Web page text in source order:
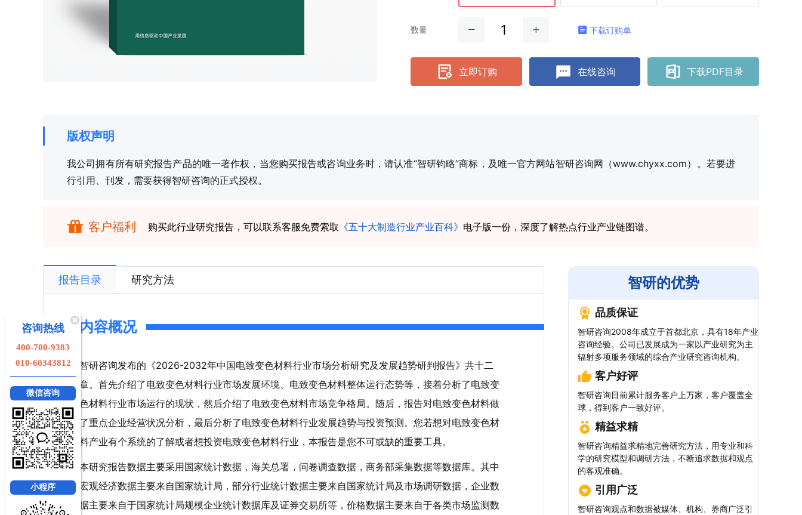
数量 下载订购单
立即订购 在线咨询 下载PDF目录
版权声明
我公司拥有所有研究报告产品的唯一著作权，当您购买报告或咨询业务时，请认准“智研钧略”商标，及唯一官方网站智研咨询网（www.chyxx.com）。若要进
行引用、刊发，需要获得智研咨询的正式授权。
客户福利 购买此行业研究报告，可以联系客服免费索取 《五十大制造行业产业百科》 电子版一份，深度了解热点行业产业链图谱。
报告目录 研究方法
内容概况
智研咨询发布的《2026-2032年中国电致变色材料行业市场分析研究及发展趋势研判报告》共十二
章。首先介绍了电致变色材料行业市场发展环境、电致变色材料整体运行态势等，接着分析了电致变
色材料行业市场运行的现状，然后介绍了电致变色材料市场竞争格局。随后，报告对电致变色材料做
了重点企业经营状况分析，最后分析了电致变色材料行业发展趋势与投资预测。您若想对电致变色材
料产业有个系统的了解或者想投资电致变色材料行业，本报告是您不可或缺的重要工具。
本研究报告数据主要采用国家统计数据，海关总署，问卷调查数据，商务部采集数据等数据库。其中
宏观经济数据主要来自国家统计局，部分行业统计数据主要来自国家统计局及市场调研数据，企业数
据主要来自于国家统计局规模企业统计数据库及证券交易所等，价格数据主要来自于各类市场监测数
智研的优势
品质保证
智研咨询2008年成立于首都北京，具有18年产业
咨询经验。公司已发展成为一家以产业研究为主
辐射多项服务领域的综合产业研究咨询机构。
客户好评
智研咨询目前累计服务客户上万家，客户覆盖全
球，得到客户一致好评。
精益求精
智研咨询精益求精地完善研究方法，用专业和科
学的研究模型和调研方法，不断追求数据和观点
的客观准确。
引用广泛
智研咨询观点和数据被媒体、机构、券商广泛引
咨询热线
400-700-9383
010-60343812
微信咨询
小程序